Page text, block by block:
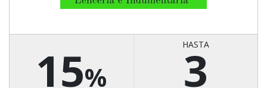
15%
HASTA
3